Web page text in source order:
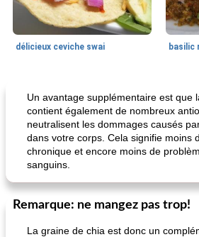
délicieux ceviche swai basilic
Un avantage supplémentaire est que
contient également de nombreux
neutralisent les dommages causés
dans votre corps. Cela signifie moins
chronique et encore moins de
sanguins.
Remarque: ne mangez pas trop!
La graine de chia est donc un